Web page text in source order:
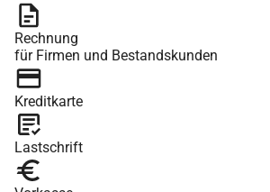
Rechnung
für Firmen und Bestandskunden
Kreditkarte
Lastschrift